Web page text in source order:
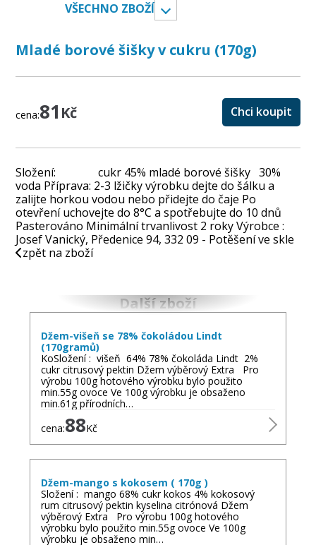
VŠECHNO ZBOŽÍ
Mladé borové šišky v cukru (170g)
cena:81 Kč Chci koupit
Složení: cukr 45% mladé borové šišky 30%
voda Příprava: 2-3 lžičky výrobku dejte do šálku a
zalijte horkou vodou nebo přidejte do čaje Po
otevření uchovejte do 8°C a spotřebujte do 10 dnů
Pasterováno Minimální trvanlivost 2 roky Výrobce :
Josef Vanický, Předenice 94, 332 09 - Potěšení ve skle
zpět na zboží
Další zboží
Džem-višeň se 78% čokoládou Lindt
(170gramů)
KoSložení : višeň 64% 78% čokoláda Lindt 2%
cukr citrusový pektin Džem výběrový Extra Pro
výrobu 100g hotového výrobku bylo použito
min.55g ovoce Ve 100g výrobku je obsaženo
min.61g přírodních…
cena:88Kč
Džem-mango s kokosem ( 170g )
Složení : mango 68% cukr kokos 4% kokosový
rum citrusový pektin kyselina citrónová Džem
výběrový Extra Pro výrobu 100g hotového
výrobku bylo použito min.55g ovoce Ve 100g
výrobku je obsaženo min…